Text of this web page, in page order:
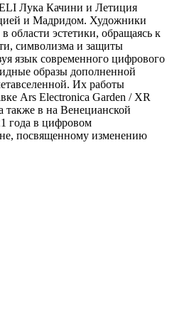
Лука Качини и Летиция
и Мадридом. Художники
области эстетики, обращаясь к
символизма и защиты
язык современного цифрового
образы дополненной
Их работы
Ars Electronica Garden / XR
в на Венецианской
года в цифровом
посвященному изменению